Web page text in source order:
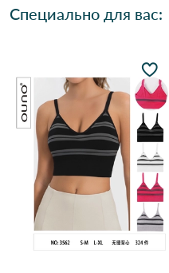
Специально для вас: